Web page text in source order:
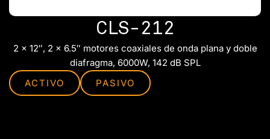
CLS-212
2 x 12″, 2 x 6.5″ motores coaxiales de onda plana y doble
diafragma, 6000W, 142 dB SPL
ACTIVO
PASIVO